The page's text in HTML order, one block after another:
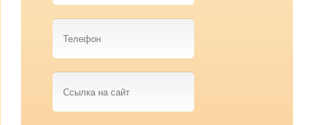
Телефон
Ссылка
на
сайт